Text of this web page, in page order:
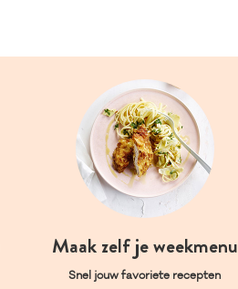
Maak zelf je weekmenu
Snel jouw favoriete recepten